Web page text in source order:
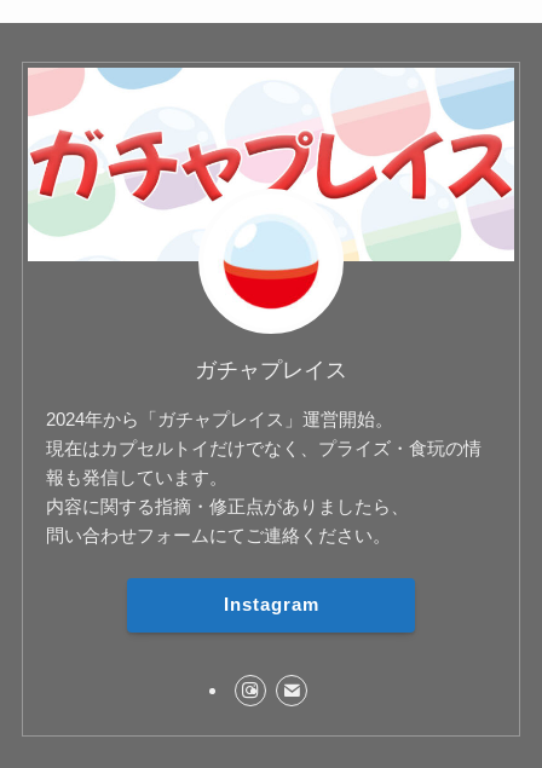
ガチャプレイス
2024年から「ガチャプレイス」運営開始。
現在はカプセルトイだけでなく、プライズ・食玩の情
報も発信しています。
内容に関する指摘・修正点がありましたら、
問い合わせフォームにてご連絡ください。
Instagram